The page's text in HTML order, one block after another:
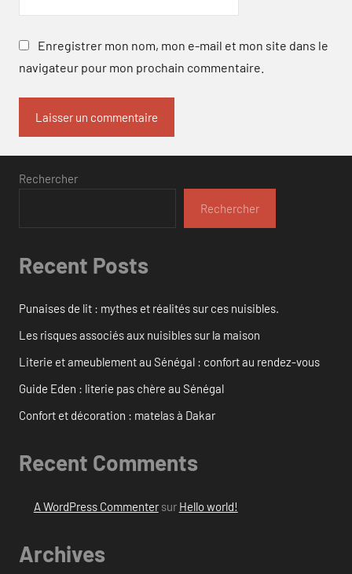
Enregistrer mon nom, mon e-mail et mon site dans le
navigateur pour mon prochain commentaire.
Rechercher
Rechercher
Recent Posts
Punaises de lit : mythes et réalités sur ces nuisibles.
Les risques associés aux nuisibles sur la maison
Literie et ameublement au Sénégal : confort au rendez-vous
Guide Eden : literie pas chère au Sénégal
Confort et décoration : matelas à Dakar
Recent Comments
A WordPress Commentersur Hello world!
Archives